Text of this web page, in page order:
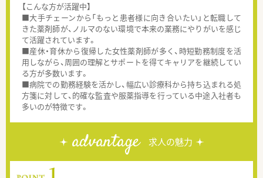
【こんな方が活躍中】
■大手チェーンから「もっと患者様に向き合いたい」と転職して
きた薬剤師が、ノルマのない環境で本来の業務にやりがいを感じ
て活躍されています。
■産休・育休から復帰した女性薬剤師が多く、時短勤務制度を活
用しながら、周囲の理解とサポートを得てキャリアを継続してい
る方が多数います。
■病院での勤務経験を活かし、幅広い診療科から持ち込まれる処
方箋に対して、的確な監査や服薬指導を行っている中途入社者も
多いのが特徴です。
advantage 求人の魅力